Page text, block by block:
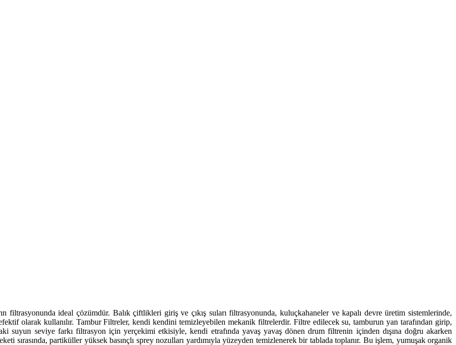
ideal çözümdür. Balık çiftlikleri giriş ve çıkış suları filtrasyonunda, kuluçkahaneler ve kapalı devre üretim sistemlerinde,
olarak kullanılır. Tambur Filtreler, kendi kendini temizleyebilen mekanik filtrelerdir. Filtre edilecek su, tamburun yan tarafından girip,
suyun seviye farkı filtrasyon için yerçekimi etkisiyle, kendi etrafında yavaş yavaş dönen drum filtrenin içinden dışına doğru akarken
sırasında, partiküller yüksek basınçlı sprey nozulları yardımıyla yüzeyden temizlenerek bir tablada toplanır. Bu işlem, yumuşak organik